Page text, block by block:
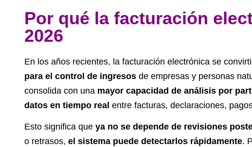
Por qué la facturación
2026
En los años recientes, la facturación electrónica se
para el control de ingresos de empresas y personas
consolida con una mayor capacidad de análisis por
datos en tiempo real entre facturas, declaraciones,
Esto significa que ya no se depende de revisiones
o retrasos, el sistema puede detectarlos rápidamente.